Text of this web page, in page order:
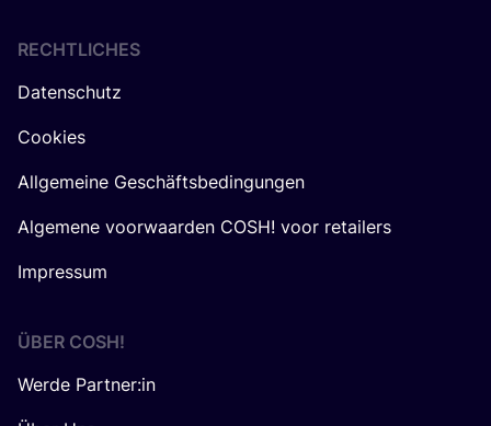
RECHTLICHES
Datenschutz
Cookies
Allgemeine Geschäftsbedingungen
Algemene voorwaarden COSH! voor retailers
Impressum
ÜBER COSH!
Werde Partner:in